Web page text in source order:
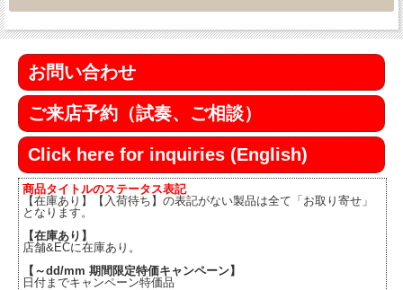
お問い合わせ
ご来店予約（試奏、ご相談）
Click here for inquiries (English)
商品タイトルのステータス表記
【在庫あり】【入荷待ち】の表記がない製品は全て「お取り寄せ」
となります。
【在庫あり】
店舗&ECに在庫あり。
【～dd/mm 期間限定特価キャンペーン】
日付までキャンペーン特価品